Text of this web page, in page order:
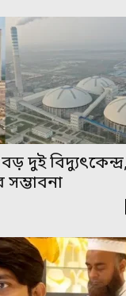
দুই বিদ্যুৎকেন্দ্র,